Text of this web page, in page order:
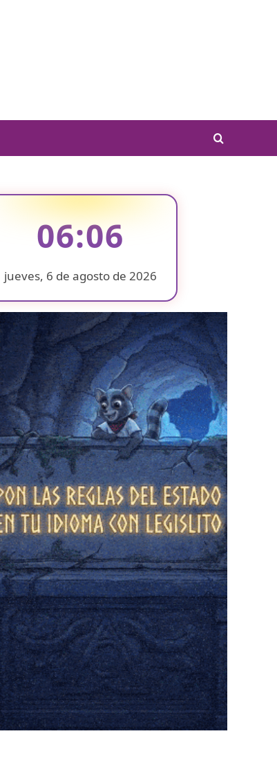
06:06
jueves, 6 de agosto de 2026
❄
❄
❄
❄
❄
❄
❄
❄
❄